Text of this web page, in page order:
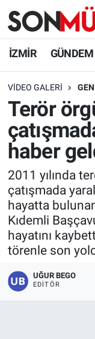
İZMİR GÜNDEM
VIDEO GALERI
Terör
haber
2011 yılında
çatışmada
hayatta
Kıdemli
hayatını
törenle son
UĞUR BEGO
EDITÖR
İzmir
İzmir Namaz
İzmir Trafik
Süper Lig
Tüm
Son Dakika
Haber Arşivi